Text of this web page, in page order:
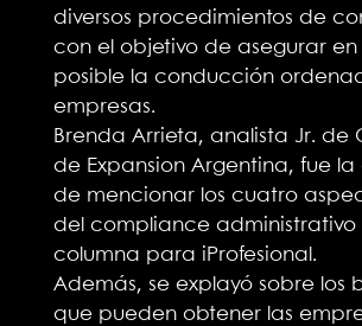
diversos procedimientos de
con el objetivo de asegurar en
posible la conducción
empresas.
Brenda Arrieta, analista Jr. de
de Expansion Argentina, fue
de mencionar los cuatro
del compliance administrativo
columna para iProfesional.
Además, se explayó sobre los
que pueden obtener las